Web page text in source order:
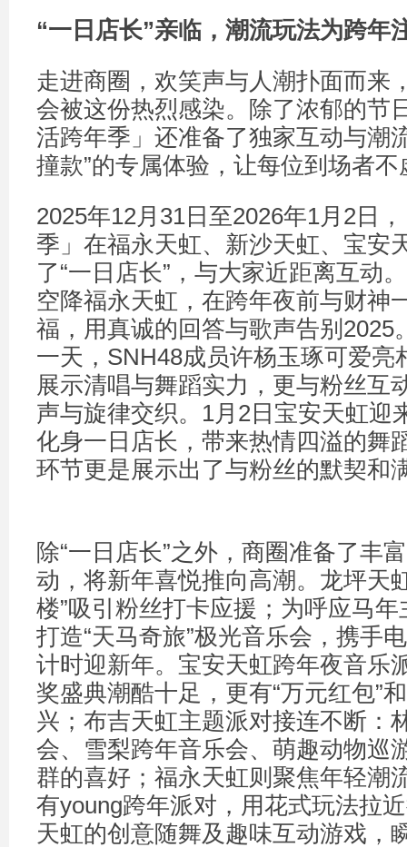
“一日店长”亲临，潮流玩法为跨年
走进商圈，欢笑声与人潮扑面而来
会被这份热烈感染。除了浓郁的节
活跨年季」还准备了独家互动与潮
撞款”的专属体验，让每位到场者不
2025年12月31日至2026年1月2日
季」在福永天虹、新沙天虹、宝安
了“一日店长”，与大家近距离互动
空降福永天虹，在跨年夜前与财神
福，用真诚的回答与歌声告别2025
一天，SNH48成员许杨玉琢可爱亮
展示清唱与舞蹈实力，更与粉丝互
声与旋律交织。1月2日宝安天虹迎
化身一日店长，带来热情四溢的舞
环节更是展示出了与粉丝的默契和
除“一日店长”之外，商圈准备了丰
动，将新年喜悦推向高潮。龙坪天
楼”吸引粉丝打卡应援；为呼应马
打造“天马奇旅”极光音乐会，携手
计时迎新年。宝安天虹跨年夜音乐
奖盛典潮酷十足，更有“万元红包”
兴；布吉天虹主题派对接连不断：
会、雪梨跨年音乐会、萌趣动物巡
群的喜好；福永天虹则聚焦年轻潮
有young跨年派对，用花式玩法拉
天虹的创意随舞及趣味互动游戏，